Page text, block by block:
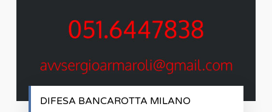
DIFESA BANCAROTTA MILANO